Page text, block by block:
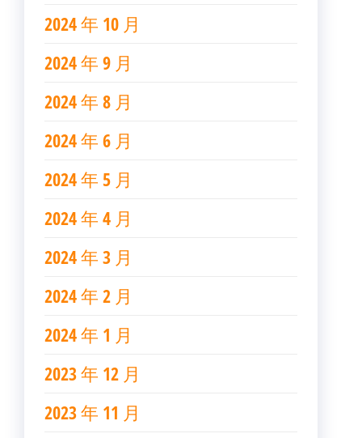
2024 年 10 月
2024 年 9 月
2024 年 8 月
2024 年 6 月
2024 年 5 月
2024 年 4 月
2024 年 3 月
2024 年 2 月
2024 年 1 月
2023 年 12 月
2023 年 11 月